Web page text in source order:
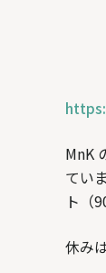
MnK
てい
ト（
休み